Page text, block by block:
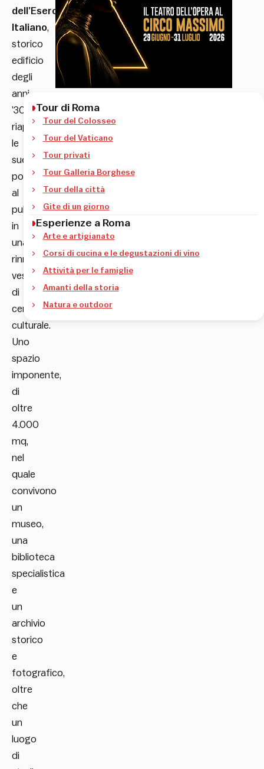
dell’Esercito
Italiano,
storico
edificio
degli
anni
’30,
riapre
le
sue
porte
al
pubblico
in
una
rinnovata
veste
di
centro
culturale.
Uno
spazio
imponente,
di
oltre
4.000
mq,
nel
quale
convivono
un
museo,
una
biblioteca
specialistica
e
un
archivio
storico
e
fotografico,
oltre
che
un
luogo
di
Tour di Roma
Tour del Colosseo
Tour del Vaticano
Tour privati
Tour Galleria Borghese
Tour della città
Gite di un giorno
Esperienze a Roma
Arte e artigianato
Corsi di cucina e le degustazioni di vino
Attività per le famiglie
Amanti della storia
Natura e outdoor